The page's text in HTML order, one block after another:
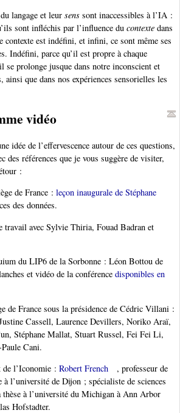
langage et leur sens sont inaccessibles à l’IA :
sont infléchis par l’influence du contexte dans
contexte est indéfini, et infini, ce sont même ses
Indéfini, parce qu’il est propre à chaque
prolonge jusque dans notre inconscient et
ainsi que dans nos expériences sensorielles les
vidéo
idée de l’effervescence autour de ces questions,
des références que je vous suggère de visiter,
:
de France : leçon inaugurale de Stéphane
des données.
travail avec Sylvie Thiria, Fouad Badran et
du LIP6 de la Sorbonne : Léon Bottou de
et vidéo de la conférence disponibles en
de France sous la présidence de Cédric Villani :
Cassell, Laurence Devillers, Noriko Araï,
Stéphane Mallat, Stuart Russel, Fei Fei Li,
Cani.
l’Iconomie : Robert French
, professeur de
à l’université de Dijon ; spécialiste de sciences
à l’université du Michigan à Ann Arbor
Hofstadter.